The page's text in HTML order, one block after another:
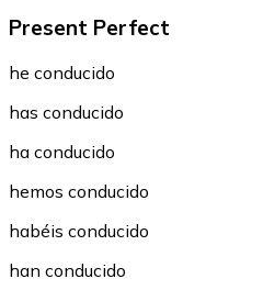
Present Perfect
he conducido
has conducido
ha conducido
hemos conducido
habéis conducido
han conducido